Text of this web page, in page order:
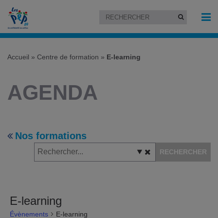
Accueil » Centre de formation » E-learning
AGENDA
Nos formations
RECHERCHER
E-learning
Évènements E-learning